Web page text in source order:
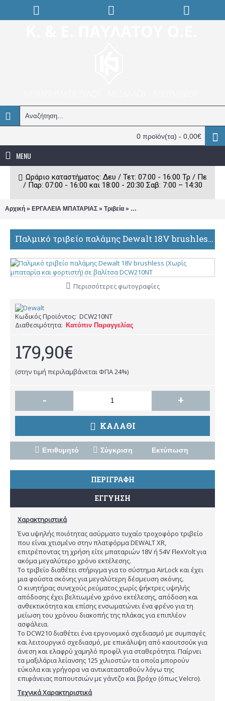
0 προϊόν(τα) - 0,00€
MENU
Ωράριο καταστήματος: Δευ / Τετ: 07:00 - 16:00 Τρ / Πε
/ Παρ: 07:00 - 16:00 και 18:00 - 20:30 Σαβ: 7:00 – 14:30
Αρχική » ΕΡΓΑΛΕΙΑ ΜΠΑΤΑΡΙΑΣ » Τριβεία » Παλμικό τριβείο παλάμης
Παλμικό τριβείο παλάμης Dewalt 18V brushless (Χωρίς μπαταρία και φορτιστή) σε βαλίτσα DCW210NT
Περισσότερες φωτογραφίες
Κωδικός Προϊόντος: DCW210NT
Διαθεσιμότητα: Κατόπιν Παραγγελίας
179,90€
(στην τιμή περιλαμβάνεται ΦΠΑ 24%)
- +
ΚΑΛΑΘΙ
Επιθυμητό Σύγκριση Εκτύπωση
ΠΕΡΙΓΡΑΦΗ
ΕΓΓΥΗΣΗ
Χαρακτηριστικά
Ένα υψηλής ποιότητας ασύρματο τυχαίο τροχοφόρο τριβείο
που είναι χτισμένο στην πλατφόρμα DEWALT XR,
επιτρέποντας τη χρήση είτε μπαταριών 18V ή 54V FlexVolt για
ακόμα μεγαλύτερο χρόνο εκτέλεσης.
Το τριβείο διαθέτει στήριγμα για το σύστημα AirLock και έχει
μια φούστα σκόνης για μεγαλύτερη δέσμευση σκόνης.
Ο κινητήρας συνεχούς ρεύματος χωρίς ψήκτρες υψηλής
απόδοσης έχει βελτιωμένο χρόνο εκτέλεσης, απόδοση και
ανθεκτικότητα και επίσης ενσωματώνει ένα φρένο για τη
μείωση του χρόνου διακοπής της πλάκας για επιπλέον
ασφάλεια.
Το DCW210 διαθέτει ένα εργονομικό σχεδιασμό με συμπαγές
και λειτουργικό σχεδιασμό, με επικάλυψη από καουτσούκ για
άνεση και ελαφρύ χαμηλό προφίλ για σταθερότητα. Παίρνει
τα μαξιλάρια λείανσης 125 χιλιοστών τα οποία μπορούν
εύκολα και γρήγορα να αντικατασταθούν λόγω της
επιφάνειας παπουτσιών με γάντζο και βρόχο (όπως Velcro).
Τεχνικά Χαρακτηριστικά